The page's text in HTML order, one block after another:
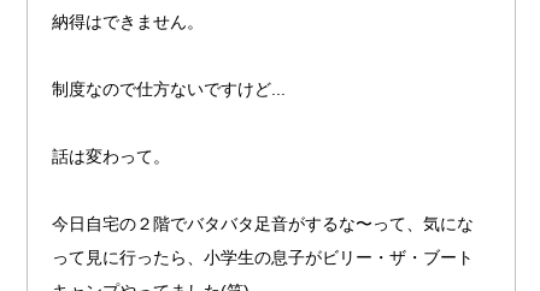
納得はできません。
制度なので仕方ないですけど...
話は変わって。
今日自宅の２階でバタバタ足音がするな〜って、気にな
って見に行ったら、小学生の息子がビリー・ザ・ブート